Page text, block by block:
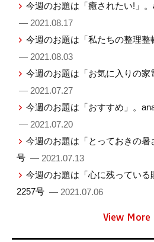
今週のお題は「癒されたい!」
— 2021.08.17
今週のお題は「私たちの整理整
— 2021.08.03
今週のお題は「お気に入りの家
— 2021.07.27
今週のお題は「おすすめ」。
— 2021.07.20
今週のお題は「とっておきの暑
号 — 2021.07.13
今週のお題は「心に残ってい
2257号 — 2021.07.06
View More